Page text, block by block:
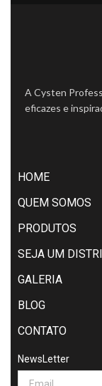
A Cysten
eficazes e
HOME
QUEM SOMOS
PRODUTOS
SEJA UM
GALERIA
BLOG
CONTATO
NewsLetter